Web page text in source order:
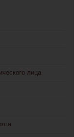
лица